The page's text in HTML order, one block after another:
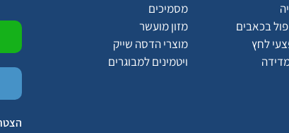
בכאבים
לחץ
מסמיכים
מזון מועשר
מוצרי הדסה שייק
ויטמינים למבוגרים